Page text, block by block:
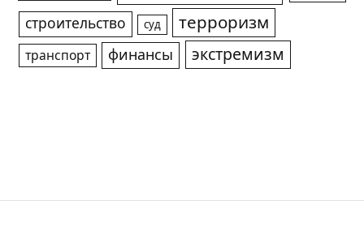
строительство суд терроризм
транспорт финансы экстремизм